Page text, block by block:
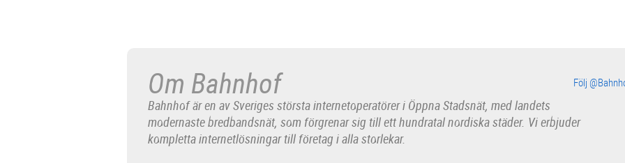
Följ
Om Bahnhof
Bahnhof är en av Sveriges största internetoperatörer i Öppna Stadsnät, med landets
modernaste bredbandsnät, som förgrenar sig till ett hundratal nordiska städer. Vi erbjuder
kompletta internetlösningar till företag i alla storlekar.